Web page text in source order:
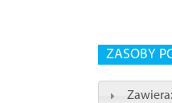
ZASOBY
Zawiera: